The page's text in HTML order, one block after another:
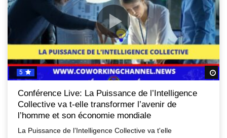
5
Conférence Live: La Puissance de l’Intelligence
Collective va t-elle transformer l’avenir de
l’homme et son économie mondiale
La Puissance de l’Intelligence Collective va t'elle